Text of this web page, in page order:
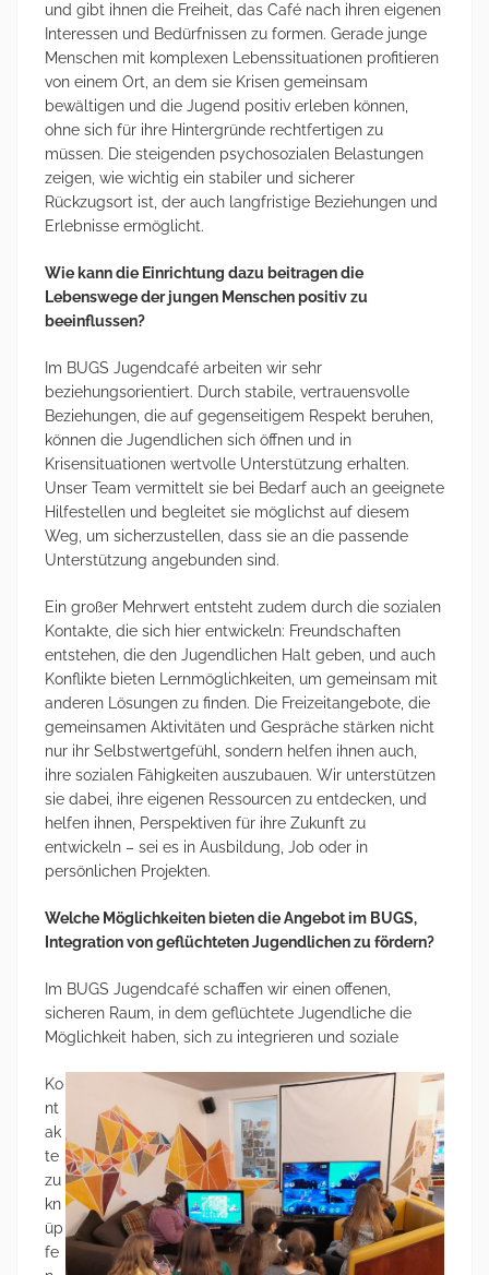
und gibt ihnen die Freiheit, das Café nach ihren eigenen
Interessen und Bedürfnissen zu formen. Gerade junge
Menschen mit komplexen Lebenssituationen profitieren
von einem Ort, an dem sie Krisen gemeinsam
bewältigen und die Jugend positiv erleben können,
ohne sich für ihre Hintergründe rechtfertigen zu
müssen. Die steigenden psychosozialen Belastungen
zeigen, wie wichtig ein stabiler und sicherer
Rückzugsort ist, der auch langfristige Beziehungen und
Erlebnisse ermöglicht.
Wie kann die Einrichtung dazu beitragen die
Lebenswege der jungen Menschen positiv zu
beeinflussen?
Im BUGS Jugendcafé arbeiten wir sehr
beziehungsorientiert. Durch stabile, vertrauensvolle
Beziehungen, die auf gegenseitigem Respekt beruhen,
können die Jugendlichen sich öffnen und in
Krisensituationen wertvolle Unterstützung erhalten.
Unser Team vermittelt sie bei Bedarf auch an geeignete
Hilfestellen und begleitet sie möglichst auf diesem
Weg, um sicherzustellen, dass sie an die passende
Unterstützung angebunden sind.
Ein großer Mehrwert entsteht zudem durch die sozialen
Kontakte, die sich hier entwickeln: Freundschaften
entstehen, die den Jugendlichen Halt geben, und auch
Konflikte bieten Lernmöglichkeiten, um gemeinsam mit
anderen Lösungen zu finden. Die Freizeitangebote, die
gemeinsamen Aktivitäten und Gespräche stärken nicht
nur ihr Selbstwertgefühl, sondern helfen ihnen auch,
ihre sozialen Fähigkeiten auszubauen. Wir unterstützen
sie dabei, ihre eigenen Ressourcen zu entdecken, und
helfen ihnen, Perspektiven für ihre Zukunft zu
entwickeln – sei es in Ausbildung, Job oder in
persönlichen Projekten.
Welche Möglichkeiten bieten die Angebot im BUGS,
Integration von geflüchteten Jugendlichen zu fördern?
Im BUGS Jugendcafé schaffen wir einen offenen,
sicheren Raum, in dem geflüchtete Jugendliche die
Möglichkeit haben, sich zu integrieren und soziale
Ko
nt
ak
te
zu
kn
üp
fe